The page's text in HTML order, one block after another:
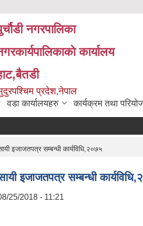
नगरपालिका
कार्यालय
प्रदेश,नेपाल
वडा कार्यालयहरु कार्यक्रम तथा
इजाजतपत्र सम्बन्धी कार्यविधि,२०७५
इजाजतपत्र सम्बन्धी
25/2018 - 11:21